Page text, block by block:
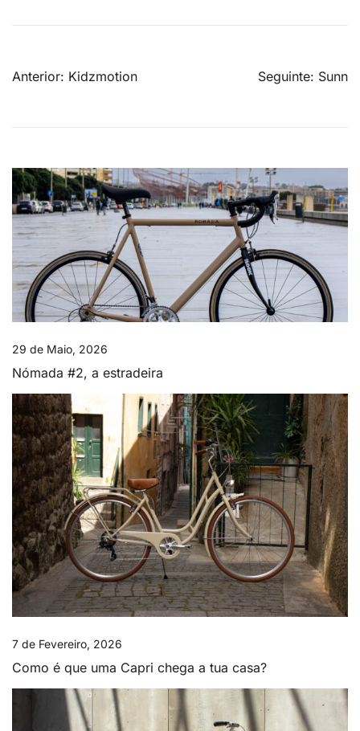
Navegação
Anterior: Kidzmotion Seguinte: Sunn
29 de Maio, 2026
Nómada #2, a estradeira
7 de Fevereiro, 2026
Como é que uma Capri chega a tua casa?